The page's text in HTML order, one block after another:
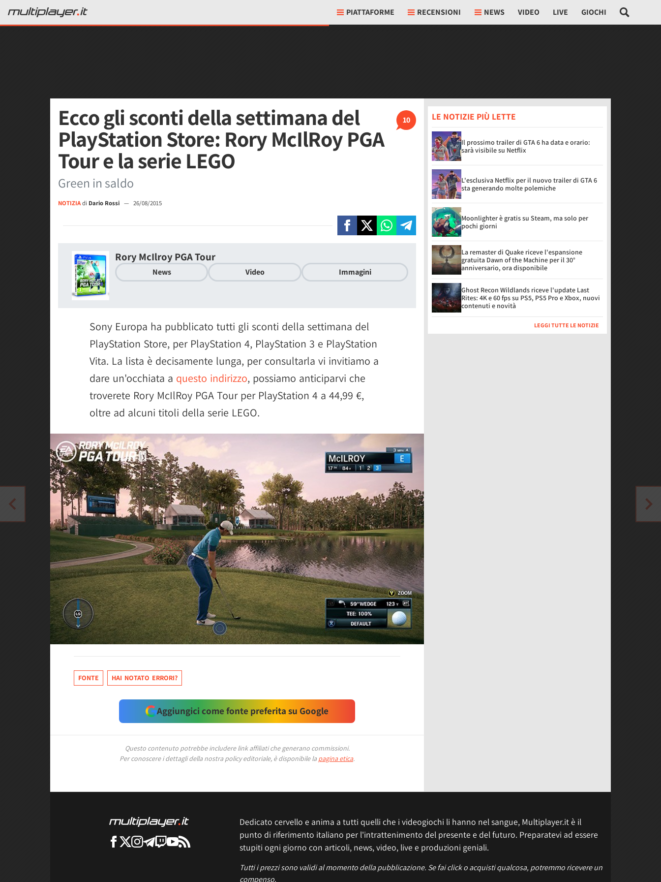
PIATTAFORME RECENSIONI NEWS VIDEO LIVE GIOCHI
10
Ecco gli sconti della settimana del
PlayStation Store: Rory McIlRoy PGA
Tour e la serie LEGO
Green in saldo
NOTIZIAdi Dario Rossi — 26/08/2015
Rory McIlroy PGA Tour
News Video Immagini
Sony Europa ha pubblicato tutti gli sconti della settimana del
PlayStation Store, per PlayStation 4, PlayStation 3 e PlayStation
Vita. La lista è decisamente lunga, per consultarla vi invitiamo a
dare un'occhiata a questo indirizzo, possiamo anticiparvi che
troverete Rory McIlRoy PGA Tour per PlayStation 4 a 44,99 €,
oltre ad alcuni titoli della serie LEGO.
FONTE HAI NOTATO ERRORI?
Aggiungici come fonte preferita su Google
Questo contenuto potrebbe includere link affiliati che generano commissioni.
Per conoscere i dettagli della nostra policy editoriale, è disponibile la pagina etica.
LE NOTIZIE PIÙ LETTE
Il prossimo trailer di GTA 6 ha data e orario:
sarà visibile su Netflix
L'esclusiva Netflix per il nuovo trailer di GTA 6
sta generando molte polemiche
Moonlighter è gratis su Steam, ma solo per
pochi giorni
La remaster di Quake riceve l'espansione
gratuita Dawn of the Machine per il 30°
anniversario, ora disponibile
Ghost Recon Wildlands riceve l'update Last
Rites: 4K e 60 fps su PS5, PS5 Pro e Xbox, nuovi
contenuti e novità
LEGGI TUTTE LE NOTIZIE
Dedicato cervello e anima a tutti quelli che i videogiochi li hanno nel sangue, Multiplayer.it è il
punto di riferimento italiano per l'intrattenimento del presente e del futuro. Preparatevi ad essere
stupiti ogni giorno con articoli, news, video, live e produzioni geniali.
Tutti i prezzi sono validi al momento della pubblicazione. Se fai click o acquisti qualcosa, potremmo ricevere un
compenso.